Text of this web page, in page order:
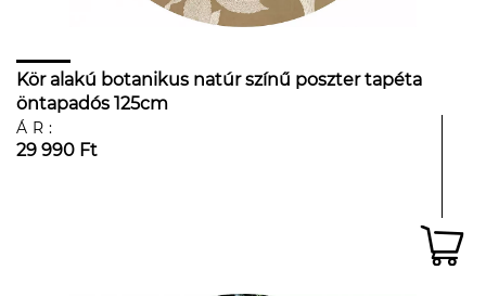
Kör alakú botanikus natúr színű poszter tapéta
öntapadós 125cm
ÁR:
29 990 Ft